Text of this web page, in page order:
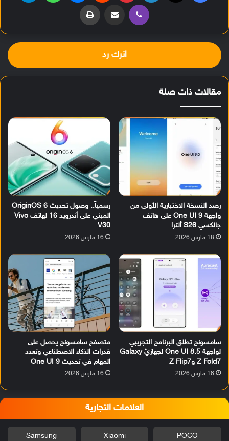
ڤايبر مشاركة عبر البريد طباعة
اترك رد
مقالات ذات صلة
رصد النسخة الاختبارية الأولى من
واجهة One UI 9 على هاتف
جالكسي S26 ألترا
18 مارس 2026
رسمياً.. وصول تحديث OriginOS 6
المبني على أندرويد 16 لهاتف Vivo
V30
16 مارس 2026
سامسونج تطلق البرنامج التجريبي
لواجهة One UI 8.5 لجهازيْ Galaxy
Z Fold7 وZ Flip7
16 مارس 2026
متصفح سامسونج يحصل على
قدرات الذكاء الاصطناعي وتعدد
المهام في تحديث One UI 9
16 مارس 2026
العلامات التجارية
POCO
Xiaomi
Samsung